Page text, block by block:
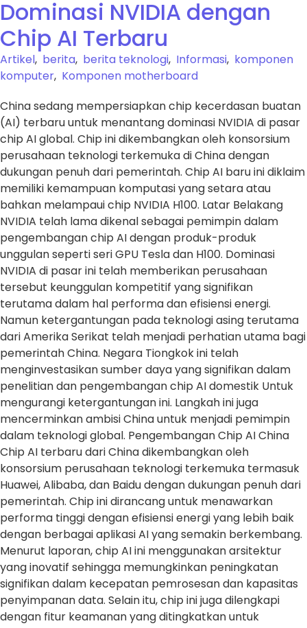
Dominasi NVIDIA dengan
Chip AI Terbaru
Artikel, berita, berita teknologi, Informasi, komponen
komputer, Komponen motherboard
China sedang mempersiapkan chip kecerdasan buatan
(AI) terbaru untuk menantang dominasi NVIDIA di pasar
chip AI global. Chip ini dikembangkan oleh konsorsium
perusahaan teknologi terkemuka di China dengan
dukungan penuh dari pemerintah. Chip AI baru ini diklaim
memiliki kemampuan komputasi yang setara atau
bahkan melampaui chip NVIDIA H100. Latar Belakang
NVIDIA telah lama dikenal sebagai pemimpin dalam
pengembangan chip AI dengan produk-produk
unggulan seperti seri GPU Tesla dan H100. Dominasi
NVIDIA di pasar ini telah memberikan perusahaan
tersebut keunggulan kompetitif yang signifikan
terutama dalam hal performa dan efisiensi energi.
Namun ketergantungan pada teknologi asing terutama
dari Amerika Serikat telah menjadi perhatian utama bagi
pemerintah China. Negara Tiongkok ini telah
menginvestasikan sumber daya yang signifikan dalam
penelitian dan pengembangan chip AI domestik Untuk
mengurangi ketergantungan ini. Langkah ini juga
mencerminkan ambisi China untuk menjadi pemimpin
dalam teknologi global. Pengembangan Chip AI China
Chip AI terbaru dari China dikembangkan oleh
konsorsium perusahaan teknologi terkemuka termasuk
Huawei, Alibaba, dan Baidu dengan dukungan penuh dari
pemerintah. Chip ini dirancang untuk menawarkan
performa tinggi dengan efisiensi energi yang lebih baik
dengan berbagai aplikasi AI yang semakin berkembang.
Menurut laporan, chip AI ini menggunakan arsitektur
yang inovatif sehingga memungkinkan peningkatan
signifikan dalam kecepatan pemrosesan dan kapasitas
penyimpanan data. Selain itu, chip ini juga dilengkapi
dengan fitur keamanan yang ditingkatkan untuk